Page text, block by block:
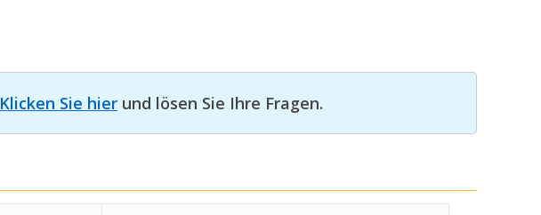
Klicken Sie hier und lösen Sie Ihre Fragen.